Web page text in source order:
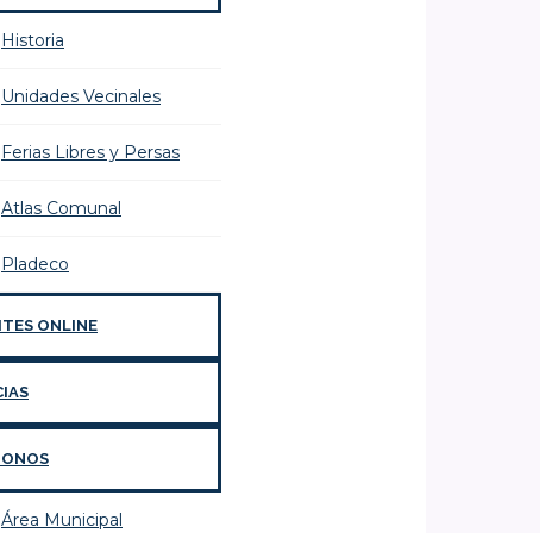
Historia
Unidades Vecinales
Ferias Libres y Persas
Atlas Comunal
Pladeco
ONLINE
Área Municipal